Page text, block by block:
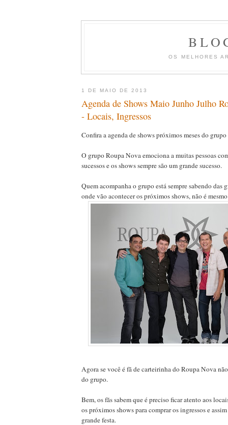
OS MELHORES
1 DE MAIO DE 2013
Agenda de Shows Maio Junho Julho
- Locais, Ingressos
Confira a agenda de shows próximos meses do
O grupo Roupa Nova emociona a muitas pessoas
sucessos e os shows sempre são um grande sucesso.
Quem acompanha o grupo está sempre sabendo das
onde vão acontecer os próximos shows, não é
Agora se você é fã de carteirinha do Roupa Nova
do grupo.
Bem, os fãs sabem que é preciso ficar atento aos
os próximos shows para comprar os ingressos e
grande festa.